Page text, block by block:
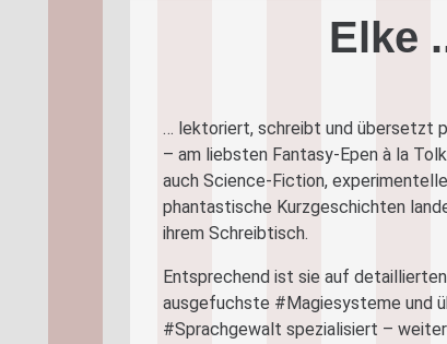
Elke
… lektoriert, schreibt und übersetzt
– am liebsten Fantasy-Epen à la
auch Science-Fiction,
phantastische Kurzgeschichten
ihrem Schreibtisch.
Entsprechend ist sie auf
ausgefuchste #Magiesysteme und
#Sprachgewalt spezialisiert –